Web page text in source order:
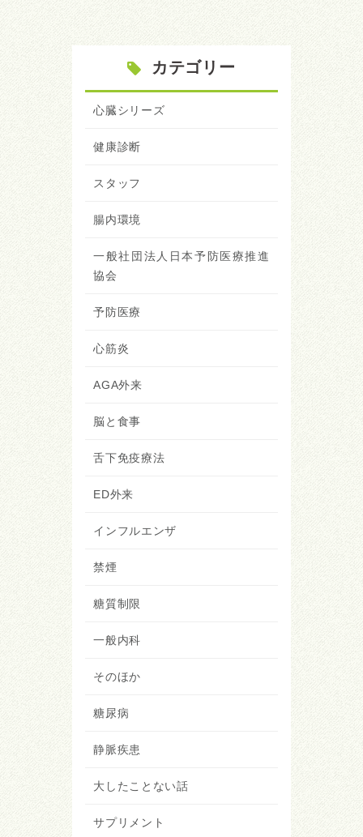
カテゴリー
心臓シリーズ
健康診断
スタッフ
腸内環境
一般社団法人日本予防医療推進
協会
予防医療
心筋炎
AGA外来
脳と食事
舌下免疫療法
ED外来
インフルエンザ
禁煙
糖質制限
一般内科
そのほか
糖尿病
静脈疾患
大したことない話
サプリメント